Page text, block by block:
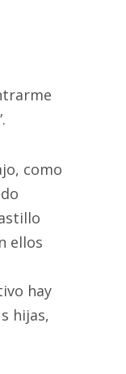
como
ellos
hay
hijas,